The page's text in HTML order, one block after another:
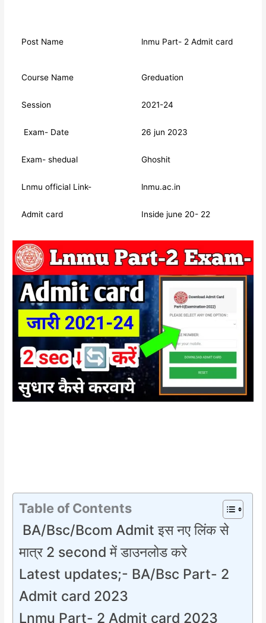
Post Name lnmu Part- 2 Admit card
Course Name Greduation
Session 2021-24
Exam- Date 26 jun 2023
Exam- shedual Ghoshit
Lnmu official Link- lnmu.ac.in
Admit card Inside june 20- 22
Table of Contents
BA/Bsc/Bcom Admit इस नए लिंक से
मात्र 2 second में डाउनलोड करे
Latest updates;- BA/Bsc Part- 2
Admit card 2023
Lnmu Part- 2 Admit card 2023